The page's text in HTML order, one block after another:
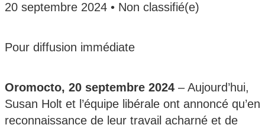
20 septembre 2024 • Non classifié(e)
Pour diffusion immédiate
Oromocto, 20 septembre 2024 – Aujourd’hui,
Susan Holt et l’équipe libérale ont annoncé qu’en
reconnaissance de leur travail acharné et de